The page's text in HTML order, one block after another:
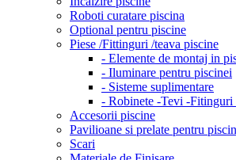
Roboti curatare piscina
Optional pentru piscine
Piese /Fittinguri /teava piscine
- Elemente de montaj in
- Iluminare pentru piscinei
- Sisteme suplimentare
- Robinete -Tevi -Fitinguri
Accesorii piscine
Pavilioane si prelate pentru
Scari